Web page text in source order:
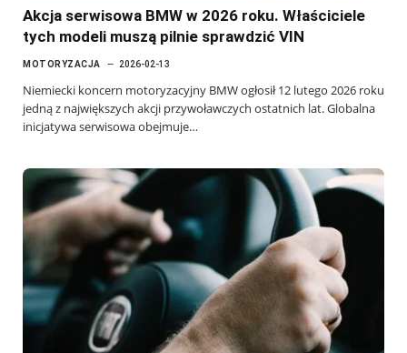
Akcja serwisowa BMW w 2026 roku. Właściciele
tych modeli muszą pilnie sprawdzić VIN
MOTORYZACJA 2026-02-13
Niemiecki koncern motoryzacyjny BMW ogłosił 12 lutego 2026 roku
jedną z największych akcji przywoławczych ostatnich lat. Globalna
inicjatywa serwisowa obejmuje…